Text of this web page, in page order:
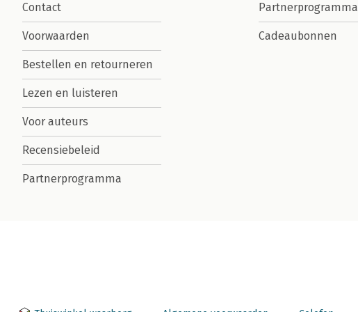
Contact
Voorwaarden
Bestellen en retourneren
Lezen en luisteren
Voor auteurs
Recensiebeleid
Partnerprogramma
Partnerprogramma
Cadeaubonnen